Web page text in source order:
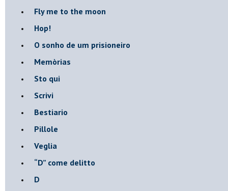
Fly me to the moon
Hop!
O sonho de um prisioneiro
Memòrias
Sto qui
Scrivi
Bestiario
Pillole
Veglia
​“D” come delitto
D